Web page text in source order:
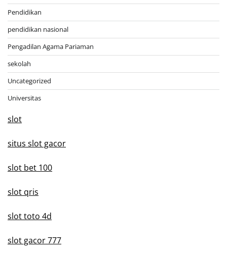
Pendidikan
pendidikan nasional
Pengadilan Agama Pariaman
sekolah
Uncategorized
Universitas
slot
situs slot gacor
slot bet 100
slot qris
slot toto 4d
slot gacor 777